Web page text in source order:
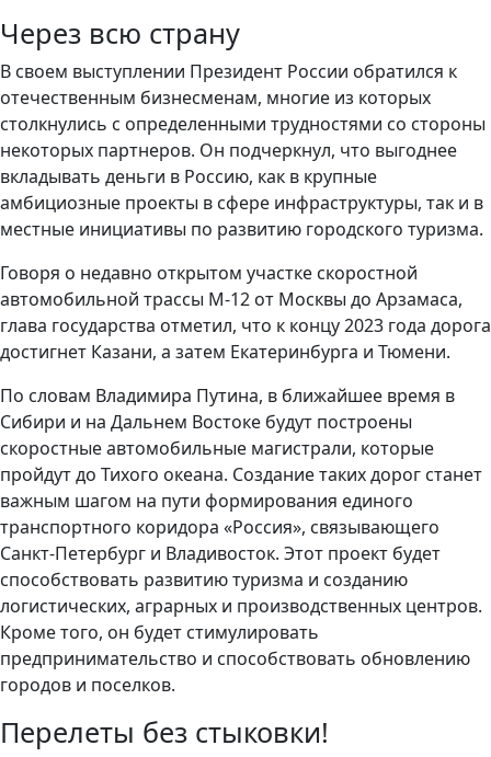
Через всю страну
В своем выступлении Президент России обратился к
отечественным бизнесменам, многие из которых
столкнулись с определенными трудностями со стороны
некоторых партнеров. Он подчеркнул, что выгоднее
вкладывать деньги в Россию, как в крупные
амбициозные проекты в сфере инфраструктуры, так и в
местные инициативы по развитию городского туризма.
Говоря о недавно открытом участке скоростной
автомобильной трассы М-12 от Москвы до Арзамаса,
глава государства отметил, что к концу 2023 года дорога
достигнет Казани, а затем Екатеринбурга и Тюмени.
По словам Владимира Путина, в ближайшее время в
Сибири и на Дальнем Востоке будут построены
скоростные автомобильные магистрали, которые
пройдут до Тихого океана. Создание таких дорог станет
важным шагом на пути формирования единого
транспортного коридора «Россия», связывающего
Санкт-Петербург и Владивосток. Этот проект будет
способствовать развитию туризма и созданию
логистических, аграрных и производственных центров.
Кроме того, он будет стимулировать
предпринимательство и способствовать обновлению
городов и поселков.
Перелеты без стыковки!